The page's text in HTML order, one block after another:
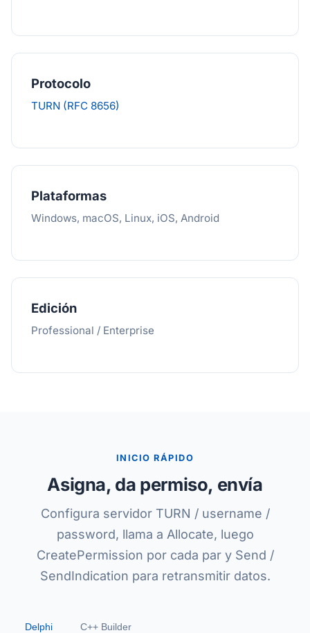
Protocolo
TURN (RFC 8656)
Plataformas
Windows, macOS, Linux, iOS, Android
Edición
Professional / Enterprise
INICIO RÁPIDO
Asigna, da permiso, envía
Configura servidor TURN / username /
password, llama a Allocate, luego
CreatePermission por cada par y Send /
SendIndication para retransmitir datos.
Delphi C++ Builder